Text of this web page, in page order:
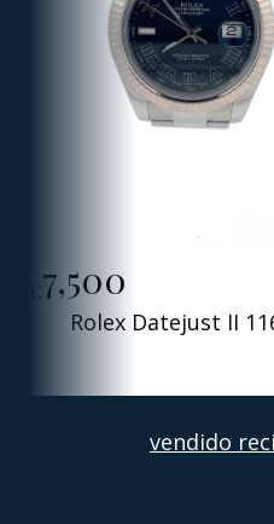
€7,500
Rolex Datejust II
vendido